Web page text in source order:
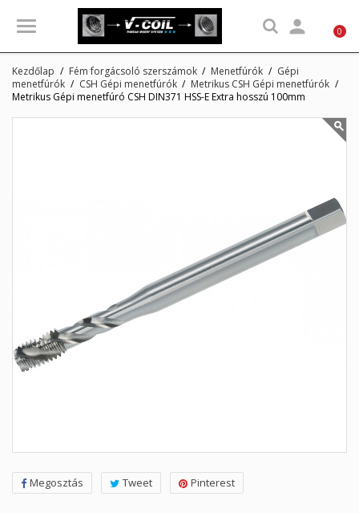
 0
Kezdőlap Fém forgácsoló szerszámok Menetfúrók
Gépi
menetfúrók
CSH Gépi menetfúrók
Metrikus CSH Gépi menetfúrók
Metrikus Gépi menetfúró CSH DIN371 HSS-E Extra hosszú 100mm
Megosztás Tweet Pinterest